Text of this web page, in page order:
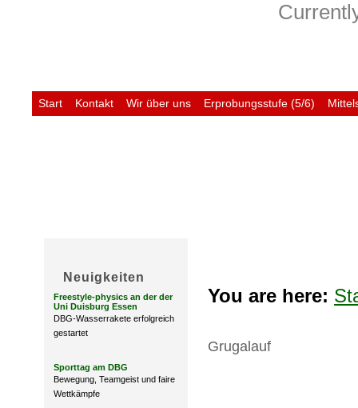
Start Kontakt Wir über uns Erprobungsstufe (5/6)
Neuigkeiten
Freestyle-physics an der der
Uni Duisburg Essen
DBG-Wasserrakete erfolgreich
gestartet
Sporttag am DBG
Bewegung, Teamgeist und faire
Wettkämpfe
You are here:
Grugalauf